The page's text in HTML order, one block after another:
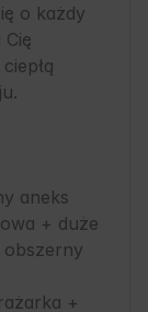
o każdy
aneks
+ duże
+